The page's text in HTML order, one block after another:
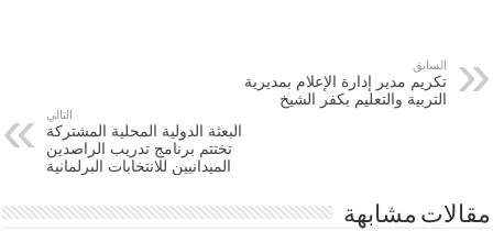
السابق
تكريم مدير إدارة الإعلام بمديرية
التربية والتعليم بكفر الشيخ
التالي
البعثة الدولية المحلية المشتركة
تختتم برنامج تدريب الراصدين
الميدانيين للانتخابات البرلمانية
مقالات مشابهة